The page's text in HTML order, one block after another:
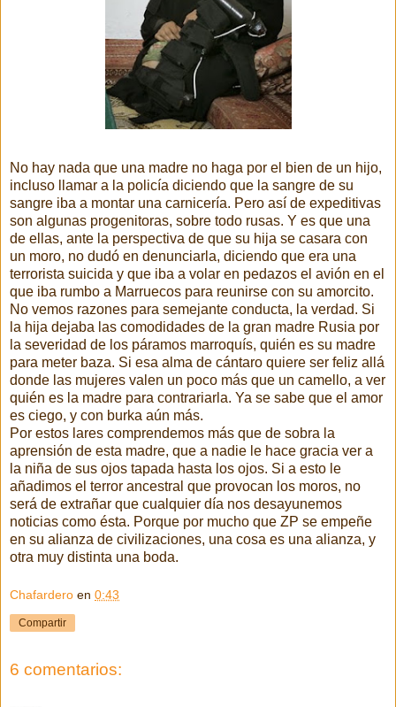
No hay nada que una madre no haga por el bien de un hijo,
incluso llamar a la policía diciendo que la sangre de su
sangre iba a montar una carnicería. Pero así de expeditivas
son algunas progenitoras, sobre todo rusas. Y es que una
de ellas, ante la perspectiva de que su hija se casara con
un moro, no dudó en denunciarla, diciendo que era una
terrorista suicida y que iba a volar en pedazos el avión en el
que iba rumbo a Marruecos para reunirse con su amorcito.
No vemos razones para semejante conducta, la verdad. Si
la hija dejaba las comodidades de la gran madre Rusia por
la severidad de los páramos marroquís, quién es su madre
para meter baza. Si esa alma de cántaro quiere ser feliz allá
donde las mujeres valen un poco más que un camello, a ver
quién es la madre para contrariarla. Ya se sabe que el amor
es ciego, y con burka aún más.
Por estos lares comprendemos más que de sobra la
aprensión de esta madre, que a nadie le hace gracia ver a
la niña de sus ojos tapada hasta los ojos. Si a esto le
añadimos el terror ancestral que provocan los moros, no
será de extrañar que cualquier día nos desayunemos
noticias como ésta. Porque por mucho que ZP se empeñe
en su alianza de civilizaciones, una cosa es una alianza, y
otra muy distinta una boda.
Chafardero en 0:43
Compartir
6 comentarios: